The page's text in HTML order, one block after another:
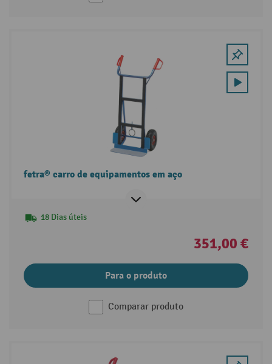
fetra® carro de equipamentos em aço
18 Dias úteis
351,00 €
Para o produto
Comparar produto